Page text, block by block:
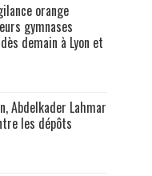
orange
gymnases
demain à Lyon et
Abdelkader Lahmar
les dépôts